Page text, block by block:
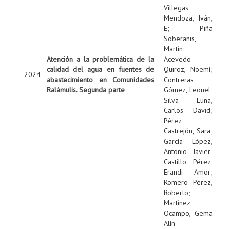
2024
Atención a la problemática de la
calidad del agua en fuentes de
abastecimiento en Comunidades
Ralámulis. Segunda parte
Villegas
Mendoza, Iván,
E; Piña
Soberanis,
Martín;
Acevedo
Quiroz, Noemí;
Contreras
Gómez, Leonel;
Silva Luna,
Carlos David;
Pérez
Castrejón, Sara;
García López,
Antonio Javier;
Castillo Pérez,
Erandi Amor;
Romero Pérez,
Roberto;
Martínez
Ocampo, Gema
Alín